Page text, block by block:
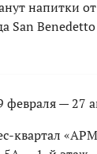
напитки
San
февраля — 27
квартал